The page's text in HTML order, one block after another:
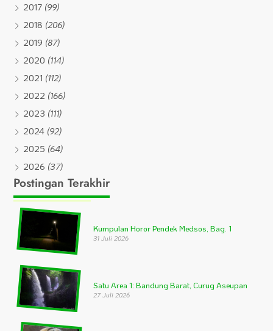
2017 (99)
2018 (206)
2019 (87)
2020 (114)
2021 (112)
2022 (166)
2023 (111)
2024 (92)
2025 (64)
2026 (37)
Postingan Terakhir
Kumpulan Horor Pendek Medsos, Bag. 1
31 Juli 2026
Satu Area 1: Bandung Barat, Curug Aseupan
27 Juli 2026